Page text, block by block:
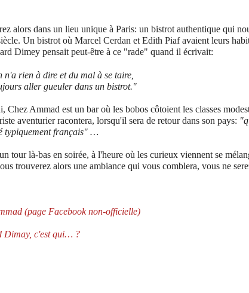
alors dans un lieu unique à Paris: un bistrot authentique qui
Un bistrot où Marcel Cerdan et Edith Piaf avaient leurs
Dimey pensait peut-être à ce "rade" quand il écrivait:
n'a rien à dire et du mal à se taire,
aller gueuler dans un bistrot."
Chez Ammad est un bar où les bobos côtoient les classes
aventurier racontera, lorsqu'il sera de retour dans son pays:
typiquement français" …
tour là-bas en soirée, à l'heure où les curieux viennent se
trouverez alors une ambiance qui vous comblera, vous ne
(page Facebook non-officielle)
Dimay, c'est qui… ?